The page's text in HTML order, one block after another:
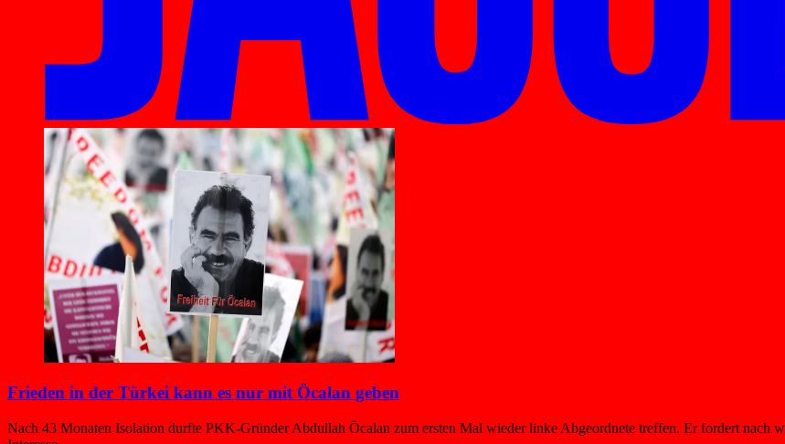
Frieden in der Türkei kann es nur mit Öcalan geben
Nach 43 Monaten Isolation durfte PKK-Gründer Abdullah Öcalan zum ersten Mal wieder linke Abgeordnete treffen. Er fordert nach